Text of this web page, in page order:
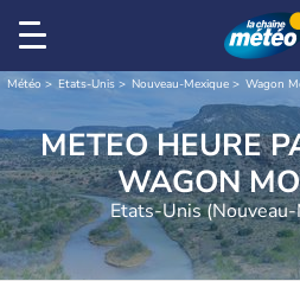
Météo Etats-Unis Nouveau-Mexique Wagon
METEO HEURE
WAGON
Etats-Unis